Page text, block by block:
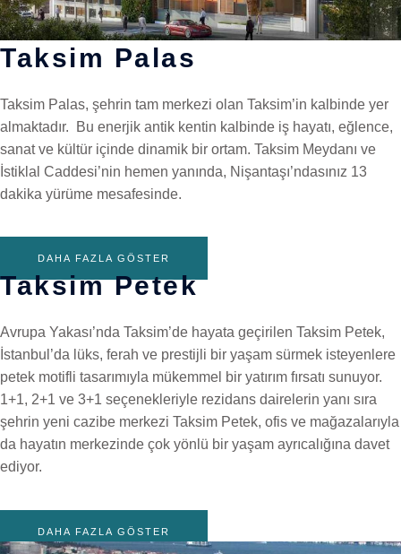
Taksim Palas
Taksim Palas, şehrin tam merkezi olan Taksim’in kalbinde yer
almaktadır. Bu enerjik antik kentin kalbinde iş hayatı, eğlence,
sanat ve kültür içinde dinamik bir ortam. Taksim Meydanı ve
İstiklal Caddesi’nin hemen yanında, Nişantaşı’ndasınız 13
dakika yürüme mesafesinde.
DAHA FAZLA GÖSTER
Taksim Petek
Avrupa Yakası’nda Taksim’de hayata geçirilen Taksim Petek,
İstanbul’da lüks, ferah ve prestijli bir yaşam sürmek isteyenlere
petek motifli tasarımıyla mükemmel bir yatırım fırsatı sunuyor.
1+1, 2+1 ve 3+1 seçenekleriyle rezidans dairelerin yanı sıra
şehrin yeni cazibe merkezi Taksim Petek, ofis ve mağazalarıyla
da hayatın merkezinde çok yönlü bir yaşam ayrıcalığına davet
ediyor.
DAHA FAZLA GÖSTER